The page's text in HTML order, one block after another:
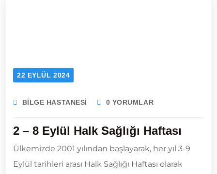
22 EYLÜL 2024
BILGE HASTANESI 0 YORUMLAR
2 – 8 Eylül Halk Sağlığı Haftası
Ülkemizde 2001 yılından başlayarak, her yıl 3-9
Eylül tarihleri arası Halk Sağlığı Haftası olarak